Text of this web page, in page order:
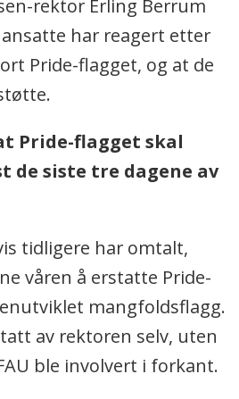
rektor Erling Berrum
har reagert etter
Pride-flagget, og at de
Pride-flagget skal
de siste tre dagene av
tidligere har omtalt,
våren å erstatte Pride-
mangfoldsflagg.
av rektoren selv, uten
ble involvert i forkant.